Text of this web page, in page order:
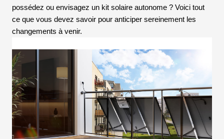
possédez ou envisagez un kit solaire autonome ? Voici tout
ce que vous devez savoir pour anticiper sereinement les
changements à venir.